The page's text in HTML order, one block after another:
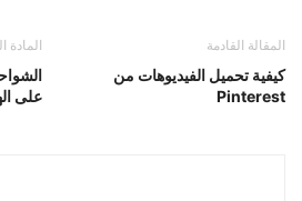
المادة
على
المقالة القادمة
كيفية تحميل الفيديوهات من
Pinterest